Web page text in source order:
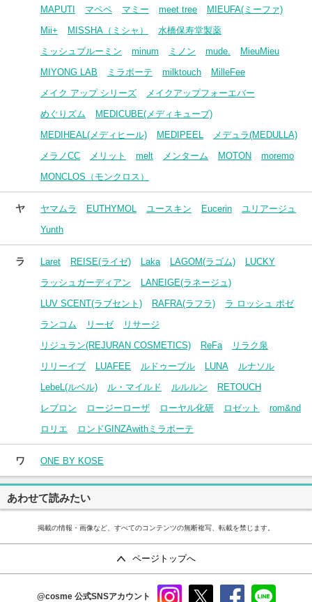
MAPUTI
マペペ マミー meet tree
MIEUFA(ミーファ)
Mii+
MISSHA（ミシャ）
水橋保寿堂製薬
ミッシュブルーミン
minum ミノン mude.
MieuMieu
MIYONG LAB
ミラボーテ milktouch
MilleFee
メイク アップ シリーズ
メイクアップフォーエバー
めぐりズム
MEDICUBE(メディキューブ)
MEDIHEAL(メディヒール)
MEDIPEEL
メデュラ(MEDULLA)
メラノCC
メリット melt メンターム MOTON
moremo
MONCLOS（モンクロス）
ヤ ヤマムラ EUTHYMOL ユースキン Eucerin
ユリアージュ
Yunth
ラ Laret REISE(ライゼ) Laka LAGOM(ラゴム)
LUCKY
ラッシュガーディアン
LANEIGE(ラネージュ)
LUV SCENT(ラブセント)
RAFRA(ラフラ)
ラ ロッシュ ポゼ
ランコム
リーゼ
リサージ
リジュラン(REJURAN COSMETICS)
ReFa
リラク泉
リリーイブ
LUAFEE ルドゥーブル LUNA
ルナソル
LebeL(ルベル)
ル・マイルド ルルルン
RETOUCH
レブロン
ロージーローザ ローヤル化研 ロゼット
rom&nd
ロリエ
ロンドGINZAwithミラボーテ
ワ ONE BY KOSE
あわせて読みたい
掲載の情報・画像など、すべてのコンテンツの無断複写、転載を禁じます。
ページトップへ
@cosme 公式SNSアカウント